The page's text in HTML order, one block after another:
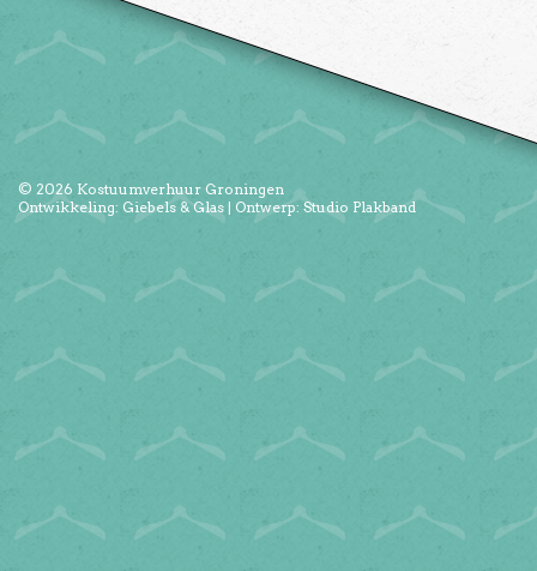
© 2026 Kostuumverhuur Groningen
Ontwikkeling: Giebels & Glas | Ontwerp: Studio Plakband